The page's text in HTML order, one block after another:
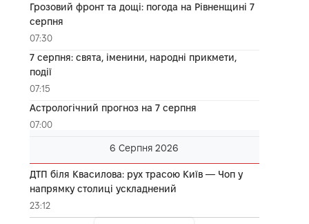
Грозовий фронт та дощі: погода на Рівненщині 7
серпня
07:30
7 серпня: свята, іменини, народні прикмети,
події
07:15
Астрологічний прогноз на 7 серпня
07:00
6 Серпня 2026
ДТП біля Квасилова: рух трасою Київ — Чоп у
напрямку столиці ускладнений
23:12